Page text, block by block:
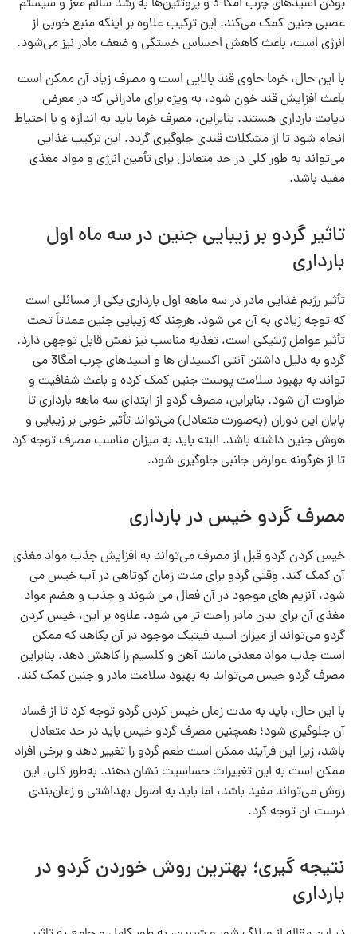
عصبی جنین کمک می‌کند. این ترکیب علاوه بر اینکه منبع خوبی از
انرژی است، باعث کاهش احساس خستگی و ضعف مادر نیز می‌شود.
با این حال، خرما حاوی قند بالایی است و مصرف زیاد آن ممکن است
باعث افزایش قند خون شود، به ویژه برای مادرانی که در معرض
دیابت بارداری هستند. بنابراین، مصرف خرما باید به اندازه و با احتیاط
انجام شود تا از مشکلات قندی جلوگیری گردد. این ترکیب غذایی
می‌تواند به‌ طور کلی در حد متعادل برای تأمین انرژی و مواد مغذی
مفید باشد.
تاثیر گردو بر زیبایی جنین در سه ماه اول
بارداری
تأثیر رژیم غذایی مادر در سه ماهه اول بارداری یکی از مسائلی است
که توجه زیادی به آن می‌ شود. هرچند که زیبایی جنین عمدتاً تحت‌
تأثیر عوامل ژنتیکی است، تغذیه مناسب نیز نقش قابل‌ توجهی دارد.
گردو به دلیل داشتن آنتی‌ اکسیدان‌ ها و اسیدهای چرب امگا3 می‌
تواند به بهبود سلامت پوست جنین کمک کرده و باعث شفافیت و
طراوت آن شود. بنابراین، مصرف گردو از ابتدای سه ماهه بارداری تا
پایان این دوران (به‌صورت متعادل) می‌تواند تأثیر خوبی بر زیبایی و
هوش جنین داشته باشد. البته باید به میزان مناسب مصرف توجه کرد
تا از هرگونه عوارض جانبی جلوگیری شود.
مصرف گردو خیس در بارداری
خیس کردن گردو قبل از مصرف می‌تواند به افزایش جذب مواد مغذی
آن کمک کند. وقتی گردو برای مدت زمان کوتاهی در آب خیس می‌
شود، آنزیم‌ های موجود در آن فعال می‌ شوند و جذب و هضم مواد
مغذی آن برای بدن مادر راحت‌ تر می‌ شود. علاوه بر این، خیس کردن
گردو می‌تواند از میزان اسید فیتیک موجود در آن بکاهد که ممکن
است جذب مواد معدنی مانند آهن و کلسیم را کاهش دهد. بنابراین
مصرف گردو خیس می‌تواند به بهبود سلامت مادر و جنین کمک کند.
با این حال، باید به مدت زمان خیس کردن گردو توجه کرد تا از فساد
آن جلوگیری شود؛ همچنین مصرف گردو خیس باید در حد متعادل
باشد، زیرا این فرآیند ممکن است طعم گردو را تغییر دهد و برخی افراد
ممکن است به این تغییرات حساسیت نشان دهند. به‌طور کلی، این
روش می‌تواند مفید باشد، اما باید به اصول بهداشتی و زمان‌بندی
درست آن توجه کرد.
نتیجه گیری؛ بهترین روش خوردن گردو در
بارداری